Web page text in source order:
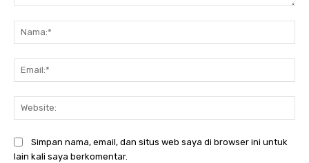
Simpan nama, email, dan situs web saya di browser ini untuk
lain kali saya berkomentar.